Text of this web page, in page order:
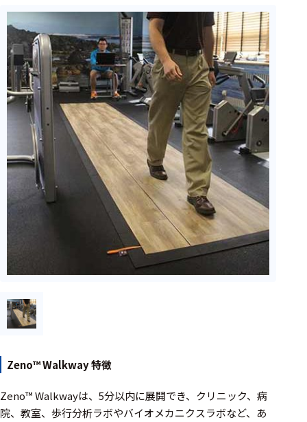
通信・接続関連
刺激装置
レシーバ
トリガー
アダプタ
コネクタ
ケーブル
センサ・信号処
信号処理
Zeno™ Walkway 特徴
Zeno™ Walkwayは、5分以内に展開でき、クリニック、病
院、教室、歩行分析ラボやバイオメカニクスラボなど、あ